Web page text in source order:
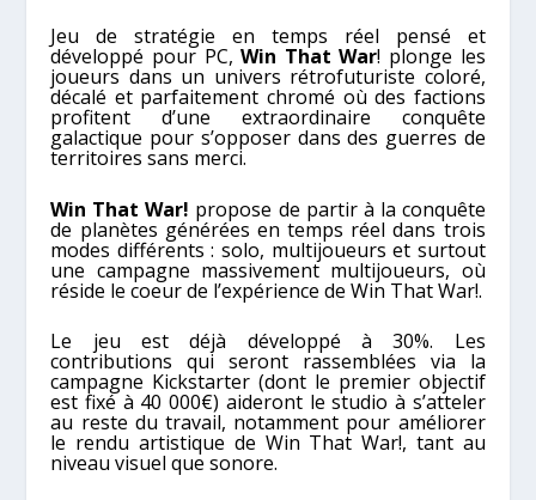
Jeu de stratégie en temps réel pensé et
développé pour PC,Win That War! plonge les
joueurs dans un univers rétrofuturiste coloré,
décalé et parfaitement chromé où des factions
profitent d’une extraordinaire conquête
galactique pour s’opposer dans des guerres de
territoires sans merci.
Win That War! propose de partir à la conquête
de planètes générées en temps réel dans trois
modes différents : solo, multijoueurs et surtout
une campagne massivement multijoueurs, où
réside le coeur de l’expérience de Win That War!.
Le jeu est déjà développé à 30%. Les
contributions qui seront rassemblées via la
campagne Kickstarter (dont le premier objectif
est fixé à 40 000€) aideront le studio à s’atteler
au reste du travail, notamment pour améliorer
le rendu artistique de Win That War!, tant au
niveau visuel que sonore.